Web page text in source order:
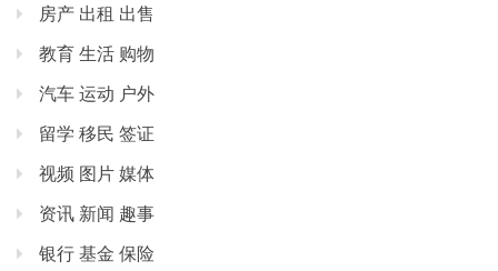
房产 出租 出售
教育 生活 购物
汽车 运动 户外
留学 移民 签证
视频 图片 媒体
资讯 新闻 趣事
银行 基金 保险